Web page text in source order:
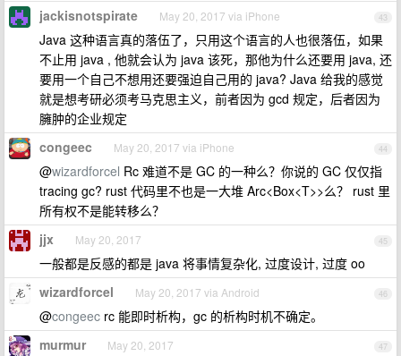
43
jackisnotspirate May 20, 2017 via iPhone
Java 这种语言真的落伍了，只用这个语言的人也很落伍，如果
不止用 java , 他就会认为 java 该死，那他为什么还要用 java, 还
要用一个自己不想用还要强迫自己用的 java? Java 给我的感觉
就是想考研必须考马克思主义，前者因为 gcd 规定，后者因为
臃肿的企业规定
44
congeec May 20, 2017 via iPhone
@wizardforcel Rc 难道不是 GC 的一种么？你说的 GC 仅仅指
tracing gc? rust 代码里不也是一大堆 Arc<Box<T>>么？ rust 里
所有权不是能转移么？
45
jjx May 20, 2017
一般都是反感的都是 java 将事情复杂化, 过度设计, 过度 oo
46
wizardforcel May 20, 2017 via Android
@congeec rc 能即时析构，gc 的析构时机不确定。
47
murmur May 20, 2017